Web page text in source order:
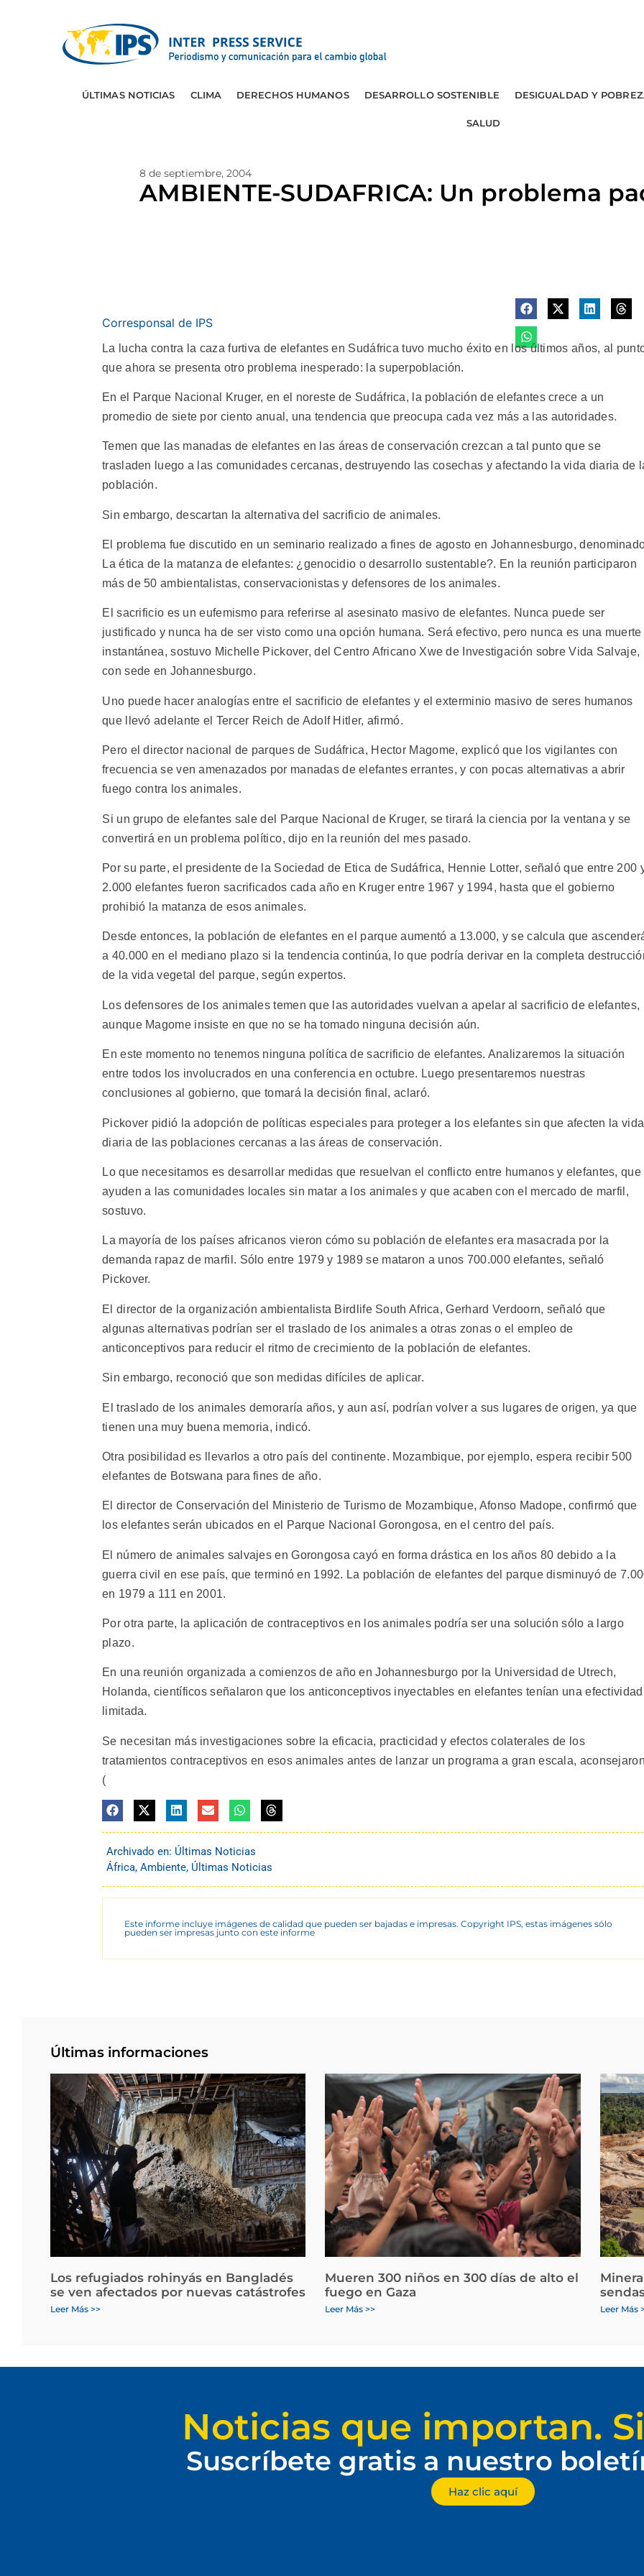
ÚLTIMAS NOTICIAS CLIMA DERECHOS HUMANOS DESARROLLO SOSTENIBLE DESIGUALDAD Y
SALUD
8 de septiembre, 2004
AMBIENTE-SUDAFRICA: Un problema
Corresponsal de IPS
La lucha contra la caza furtiva de elefantes en Sudáfrica tuvo mucho éxito en los últimos años, al
que ahora se presenta otro problema inesperado: la superpoblación.
En el Parque Nacional Kruger, en el noreste de Sudáfrica, la población de elefantes crece a un
promedio de siete por ciento anual, una tendencia que preocupa cada vez más a las autoridades.
Temen que las manadas de elefantes en las áreas de conservación crezcan a tal punto que se
trasladen luego a las comunidades cercanas, destruyendo las cosechas y afectando la vida diaria de
población.
Sin embargo, descartan la alternativa del sacrificio de animales.
El problema fue discutido en un seminario realizado a fines de agosto en Johannesburgo,
La ética de la matanza de elefantes: ¿genocidio o desarrollo sustentable?. En la reunión participaron
más de 50 ambientalistas, conservacionistas y defensores de los animales.
El sacrificio es un eufemismo para referirse al asesinato masivo de elefantes. Nunca puede ser
justificado y nunca ha de ser visto como una opción humana. Será efectivo, pero nunca es una muerte
instantánea, sostuvo Michelle Pickover, del Centro Africano Xwe de Investigación sobre Vida Salvaje,
con sede en Johannesburgo.
Uno puede hacer analogías entre el sacrificio de elefantes y el exterminio masivo de seres humanos
que llevó adelante el Tercer Reich de Adolf Hitler, afirmó.
Pero el director nacional de parques de Sudáfrica, Hector Magome, explicó que los vigilantes con
frecuencia se ven amenazados por manadas de elefantes errantes, y con pocas alternativas a abrir
fuego contra los animales.
Si un grupo de elefantes sale del Parque Nacional de Kruger, se tirará la ciencia por la ventana y se
convertirá en un problema político, dijo en la reunión del mes pasado.
Por su parte, el presidente de la Sociedad de Etica de Sudáfrica, Hennie Lotter, señaló que entre 200
2.000 elefantes fueron sacrificados cada año en Kruger entre 1967 y 1994, hasta que el gobierno
prohibió la matanza de esos animales.
Desde entonces, la población de elefantes en el parque aumentó a 13.000, y se calcula que
a 40.000 en el mediano plazo si la tendencia continúa, lo que podría derivar en la completa
de la vida vegetal del parque, según expertos.
Los defensores de los animales temen que las autoridades vuelvan a apelar al sacrificio de elefantes,
aunque Magome insiste en que no se ha tomado ninguna decisión aún.
En este momento no tenemos ninguna política de sacrificio de elefantes. Analizaremos la situación
entre todos los involucrados en una conferencia en octubre. Luego presentaremos nuestras
conclusiones al gobierno, que tomará la decisión final, aclaró.
Pickover pidió la adopción de políticas especiales para proteger a los elefantes sin que afecten la vida
diaria de las poblaciones cercanas a las áreas de conservación.
Lo que necesitamos es desarrollar medidas que resuelvan el conflicto entre humanos y elefantes, que
ayuden a las comunidades locales sin matar a los animales y que acaben con el mercado de marfil,
sostuvo.
La mayoría de los países africanos vieron cómo su población de elefantes era masacrada por la
demanda rapaz de marfil. Sólo entre 1979 y 1989 se mataron a unos 700.000 elefantes, señaló
Pickover.
El director de la organización ambientalista Birdlife South Africa, Gerhard Verdoorn, señaló que
algunas alternativas podrían ser el traslado de los animales a otras zonas o el empleo de
anticonceptivos para reducir el ritmo de crecimiento de la población de elefantes.
Sin embargo, reconoció que son medidas difíciles de aplicar.
El traslado de los animales demoraría años, y aun así, podrían volver a sus lugares de origen, ya que
tienen una muy buena memoria, indicó.
Otra posibilidad es llevarlos a otro país del continente. Mozambique, por ejemplo, espera recibir 500
elefantes de Botswana para fines de año.
El director de Conservación del Ministerio de Turismo de Mozambique, Afonso Madope, confirmó que
los elefantes serán ubicados en el Parque Nacional Gorongosa, en el centro del país.
El número de animales salvajes en Gorongosa cayó en forma drástica en los años 80 debido a la
guerra civil en ese país, que terminó en 1992. La población de elefantes del parque disminuyó de
en 1979 a 111 en 2001.
Por otra parte, la aplicación de contraceptivos en los animales podría ser una solución sólo a largo
plazo.
En una reunión organizada a comienzos de año en Johannesburgo por la Universidad de Utrech,
Holanda, científicos señalaron que los anticonceptivos inyectables en elefantes tenían una efectividad
limitada.
Se necesitan más investigaciones sobre la eficacia, practicidad y efectos colaterales de los
tratamientos contraceptivos en esos animales antes de lanzar un programa a gran escala,
(
Archivado en: Últimas Noticias
África, Ambiente, Últimas Noticias
Este informe incluye imágenes de calidad que pueden ser bajadas e impresas. Copyright IPS, estas imágenes sólo
pueden ser impresas junto con este informe
Últimas informaciones
Los refugiados rohinyás en Bangladés
se ven afectados por nuevas catástrofes
Leer Más >>
Mueren 300 niños en 300 días de alto el
fuego en Gaza
Leer Más >> Leer Más
Noticias que importan.
Suscríbete gratis a nuestro
Haz clic aquí